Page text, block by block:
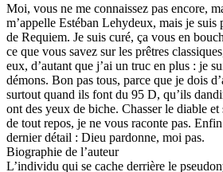
Moi, vous ne me connaissez pas encore,
m’appelle Estéban Lehydeux, mais je suis
de Requiem. Je suis curé, ça vous en
ce que vous savez sur les prêtres
eux, d’autant que j’ai un truc en plus : je
démons. Bon pas tous, parce que je dois
surtout quand ils font du 95 D, qu’ils
ont des yeux de biche. Chasser le diable et
de tout repos, je ne vous raconte pas.
dernier détail : Dieu pardonne, moi pas.
Biographie de l’auteur
L’individu qui se cache derrière le